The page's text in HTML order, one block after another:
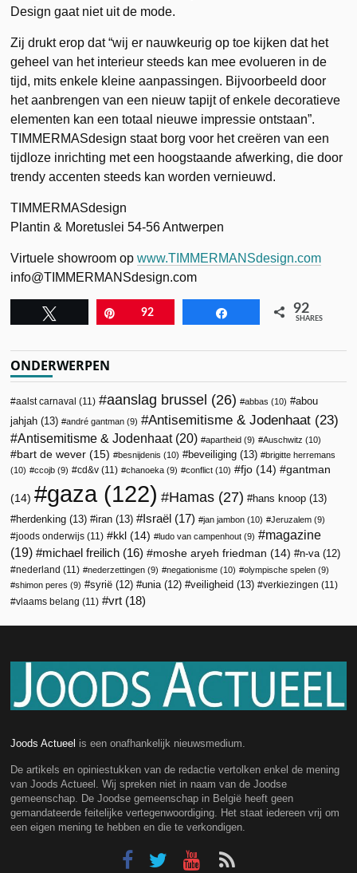
Design gaat niet uit de mode.
Zij drukt erop dat “wij er nauwkeurig op toe kijken dat het
geheel van het interieur steeds kan mee evolueren in de
tijd, mits enkele kleine aanpassingen. Bijvoorbeeld door
het aanbrengen van een nieuw tapijt of enkele decoratieve
elementen kan een totaal nieuwe impressie ontstaan”.
TIMMERMASdesign staat borg voor het creëren van een
tijdloze inrichting met een hoogstaande afwerking, die door
trendy accenten steeds kan worden vernieuwd.
TIMMERMASdesign
Plantin & Moretuslei 54-56 Antwerpen
Virtuele showroom opwww.TIMMERMANSdesign.com
info@TIMMERMANSdesign.com
Pin92 92
SHARES
ONDERWERPEN
aalst carnaval (11) aanslag brussel (26) abbas (10)
abou
jahjah (13) andré gantman (9) Antisemitisme & Jodenhaat (23)
Antisemitisme & Jodenhaat(20) apartheid (9) Auschwitz (10)
bart de wever (15) besnijdenis (10) beveiliging (13)
brigitte herremans
(10)
ccojb (9) cd&v (11) chanoeka (9) conflict (10) fjo (14) gantman
(14) gaza(122) Hamas (27) hans knoop (13)
herdenking (13) iran (13) Israël (17) jan jambon (10) Jeruzalem (9)
joods onderwijs (11) kkl (14) ludo van campenhout (9)
magazine
(19)
michael freilich (16) moshe aryeh friedman (14) n-va(12)
nederland (11) nederzettingen (9) negationisme (10) olympische spelen (9)
shimon peres (9) syrië (12) unia(12) veiligheid (13) verkiezingen (11)
vlaams belang (11) vrt (18)
Joods Actueel is een onafhankelijk nieuwsmedium.
De artikels en opiniestukken van de redactie vertolken enkel de mening
van Joods Actueel. Wij spreken niet in naam van de Joodse
gemeenschap. De Joodse gemeenschap in België heeft geen
gemandateerde feitelijke vertegenwoordiging. Het staat iedereen vrij om
een eigen mening te hebben en die te verkondigen.